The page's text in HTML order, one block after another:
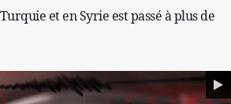
et en Syrie est passé à plus de